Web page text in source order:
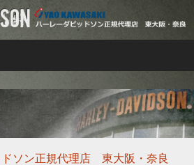
ソン正規代理店 東大阪・奈良